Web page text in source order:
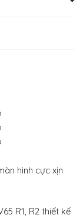
hình cực xịn
R1, R2 thiết kế